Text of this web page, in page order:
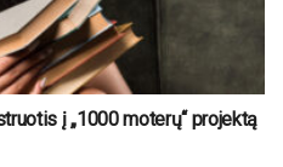
į „1000 moterų“ projektą